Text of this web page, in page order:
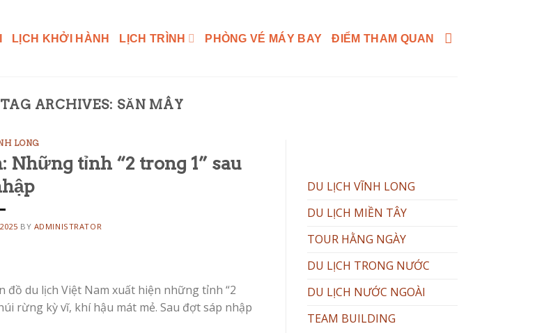
LỊCH KHỞI HÀNH LỊCH TRÌNH PHÒNG VÉ MÁY BAY ĐIỂM THAM QUAN
TAG ARCHIVES: SĂN MÂY
LONG
Những tỉnh “2 trong 1” sau
BY ADMINISTRATOR
du lịch Việt Nam xuất hiện những tỉnh “2
rừng kỳ vĩ, khí hậu mát mẻ. Sau đợt sáp nhập
DU LỊCH VĨNH LONG
DU LỊCH MIỀN TÂY
TOUR HẰNG NGÀY
DU LỊCH TRONG NƯỚC
DU LỊCH NƯỚC NGOÀI
TEAM BUILDING